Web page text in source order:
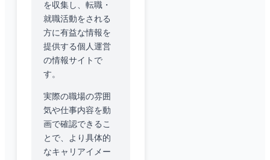
を収集し、転職・
就職活動をされる
方に有益な情報を
提供する個人運営
の情報サイトで
す。
実際の職場の雰囲
気や仕事内容を動
画で確認できるこ
とで、より具体的
なキャリアイメー